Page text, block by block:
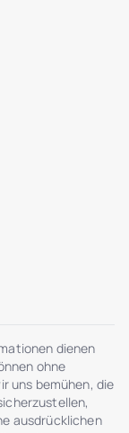
dienen
ohne
uns bemühen, die
ausdrücklichen